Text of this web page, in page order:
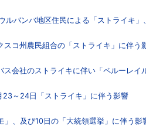
ルバンバ地区住民による「ストライキ」
コ州農民組合の「ストライキ」に伴う
会社のストライキに伴い「ペルーレイ
～24日「ストライキ」に伴う影響
、及び10日の「大統領選挙」に伴う影